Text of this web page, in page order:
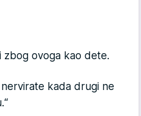
zbog ovoga kao dete.
kada drugi ne